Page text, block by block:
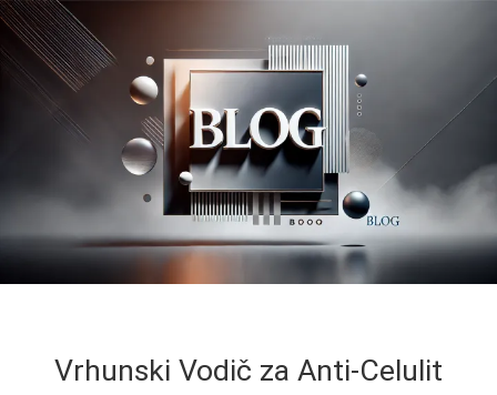
Vrhunski Vodič za Anti-Celulit